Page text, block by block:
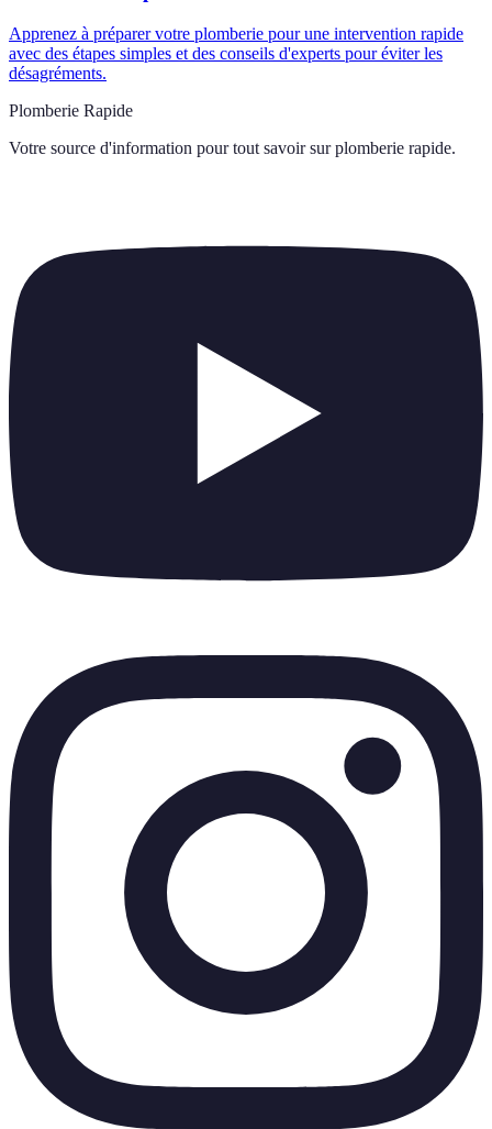
Apprenez à préparer votre plomberie pour une intervention rapide
avec des étapes simples et des conseils d'experts pour éviter les
désagréments.
Plomberie Rapide
Votre source d'information pour tout savoir sur plomberie rapide.